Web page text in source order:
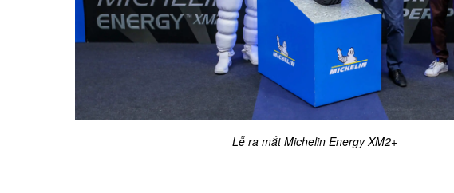
Lễ ra mắt Michelin Energy XM2+